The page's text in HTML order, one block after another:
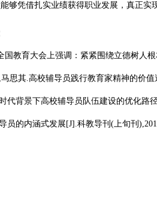
够凭借扎实业绩获得职业发展，真正实
国教育大会上强调：紧紧围绕立德树人
思其.高校辅导员践行教育家精神的价
代背景下高校辅导员队伍建设的优化路
员的内涵式发展[J].科教导刊(上旬刊